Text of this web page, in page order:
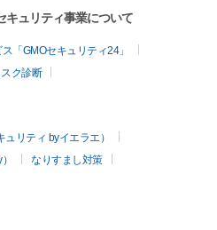
キュリティ事業について
「GMOセキュリティ24」
ク診断
リティ byイエラエ）
なりすまし対策